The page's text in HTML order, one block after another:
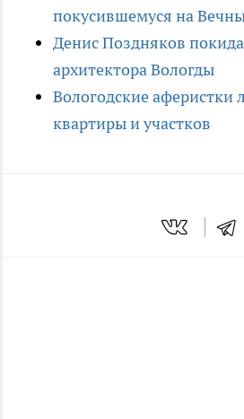
покусившемуся на
Денис Поздняков
архитектора Вологды
Вологодские
квартиры и участков